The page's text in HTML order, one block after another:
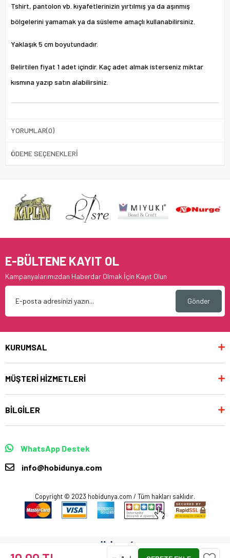
Tshirt, pantolon vb. kıyafetlerinizin yırtılmış ya da aşınmış
bölgelerini yamamak ya da süsleme amaçlı kullanabilirsiniz.
Yaklaşık 5 cm boyutundadır.
Belirtilen fiyat 1 adet içindir. Kaç adet almak isterseniz miktar
kısmına yazıp satın alabilirsiniz.
YORUMLAR(0)
ÖDEME SEÇENEKLERI
E-BÜLTENE KAYIT OL
Kampanyalarımızdan Haberdar Olmak İçin Kayıt Olun
Gönder
KURUMSAL
MÜŞTERİ HİZMETLERİ
BİLGİLER
WhatsApp Destek
info@hobidunya.com
Copyright © 2023 hobidunya.com / Tüm hakları saklıdır.